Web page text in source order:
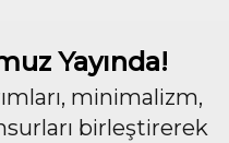
Yayında!
minimalizm,
birleştirerek